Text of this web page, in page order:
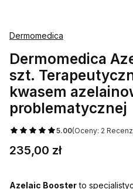
Dermomedica
Dermomedica
szt.
kwasem
problematycznej
5.00(Oceny: 2
Cena
235,00 zł
Azelaic Boosterto